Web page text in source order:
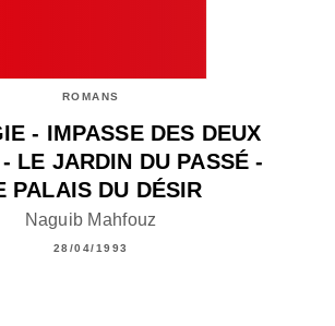
ROMANS
- IMPASSE DES DEUX
LE JARDIN DU PASSÉ -
PALAIS DU DÉSIR
Naguib Mahfouz
28/04/1993